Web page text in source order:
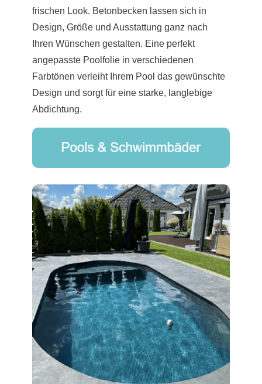
frischen Look. Betonbecken lassen sich in
Design, Größe und Ausstattung ganz nach
Ihren Wünschen gestalten. Eine perfekt
angepasste Poolfolie in verschiedenen
Farbtönen verleiht Ihrem Pool das gewünschte
Design und sorgt für eine starke, langlebige
Abdichtung.